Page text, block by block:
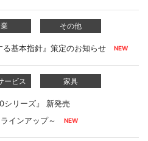
その他
る基本指針』策定のお知らせ
ービス 家具
シリーズ』 新発売
インアップ～